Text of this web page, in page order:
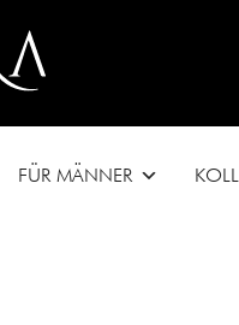
FÜR MÄNNER